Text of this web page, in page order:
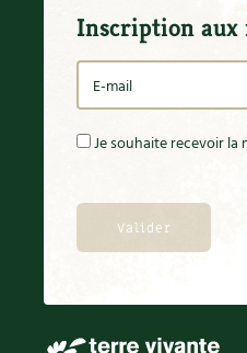
Parasite
Partenariat
Participatif
Patate douce
Pelouse
Permaculture
Inscription aux
Je souhaite recevoir la